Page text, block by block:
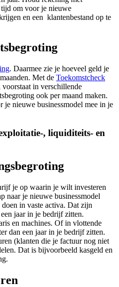
om voor je nieuwe
en een klantenbestand op te
. Daarmee zie je hoeveel geld je
Met de Toekomstcheck
in verschillende
ook per maand maken.
je nieuwe businessmodel mee in je
, liquiditeits- en
je op waarin je wilt investeren
naar je nieuwe businessmodel
in vaste activa. Dat zijn
jaar in je bedrijf zitten.
en machines. Of in vlottende
dan een jaar in je bedrijf zitten.
(klanten die je factuur nog niet
Dat is bijvoorbeeld kasgeld en